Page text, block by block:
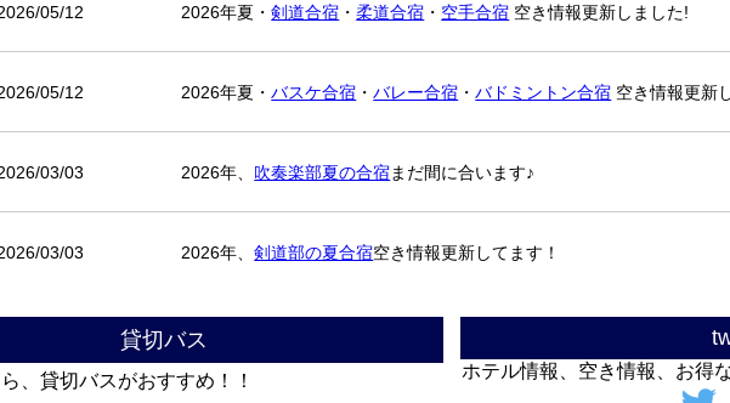
05/12 2026年夏・剣道合宿 ・柔道合宿 ・ 空手合宿 空き情報更新しました!
05/12 2026年夏・バスケ合宿 ・バレー合宿 ・バドミントン合宿 空き情報更新
03/03 2026年、 吹奏楽部夏の合宿まだ間に合います♪
03/03 2026年、剣道部の夏合宿空き情報更新してます！
貸切バス
、貸切バスがおすすめ！！
ホテル情報、空き情報、お得